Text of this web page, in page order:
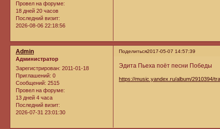
Провел на форуме:
18 дней 20 часов
Последний визит:
2026-08-06 22:18:56
Поделиться2017-05-07 14:57:39
Admin
Администратор
Зарегистрирован: 2011-01-18
Приглашений: 0
Сообщений: 2515
Провел на форуме:
13 дней 4 часа
Последний визит:
2026-07-31 23:01:30
Эдита Пьеха поёт песни Победы
https://music.yandex.ru/album/2910394/